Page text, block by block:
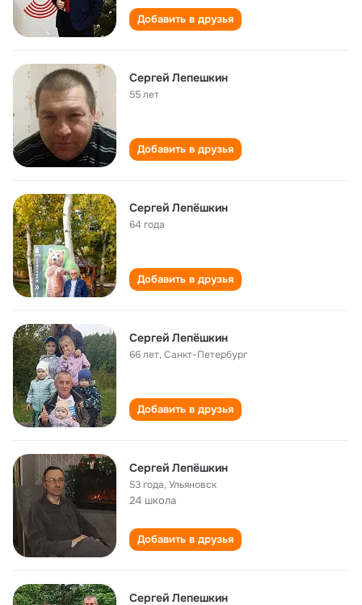
Добавить в друзья
Сергей Лепешкин
55 лет
Добавить в друзья
Сергей Лепёшкин
64 года
Добавить в друзья
Сергей Лепёшкин
66 лет,Санкт-Петербург
Добавить в друзья
Сергей Лепёшкин
53 года,Ульяновск
24 школа
Добавить в друзья
Сергей Лепешкин